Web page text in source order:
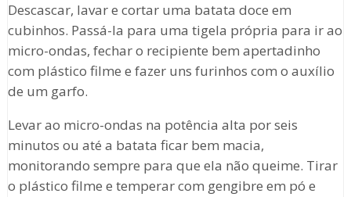
Descascar, lavar e cortar uma batata doce em
cubinhos. Passá-la para uma tigela própria para ir ao
micro-ondas, fechar o recipiente bem apertadinho
com plástico filme e fazer uns furinhos com o auxílio
de um garfo.
Levar ao micro-ondas na potência alta por seis
minutos ou até a batata ficar bem macia,
monitorando sempre para que ela não queime. Tirar
o plástico filme e temperar com gengibre em pó e